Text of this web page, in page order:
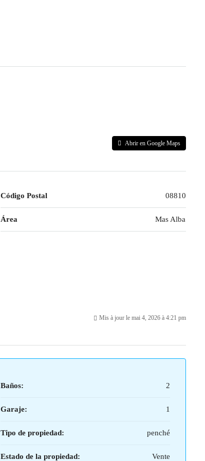
Abrir en Google Maps
Código Postal 08810
Área Mas Alba
Mis à jour le mai 4, 2026 à 4:21 pm
Baños: 2
Garaje: 1
Tipo de propiedad: penché
Estado de la propiedad: Vente